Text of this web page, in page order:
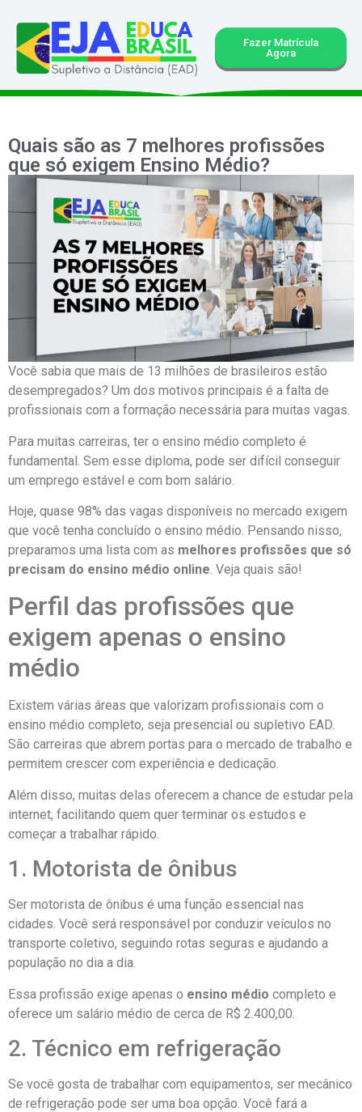
Fazer Matrícula
Agora
Quais são as 7 melhores profissões
que só exigem Ensino Médio?
Você sabia que mais de 13 milhões de brasileiros estão
desempregados? Um dos motivos principais é a falta de
profissionais com a formação necessária para muitas vagas.
Para muitas carreiras, ter o ensino médio completo é
fundamental. Sem esse diploma, pode ser difícil conseguir
um emprego estável e com bom salário.
Hoje, quase 98% das vagas disponíveis no mercado exigem
que você tenha concluído o ensino médio. Pensando nisso,
preparamos uma lista com as melhores profissões que só
precisam do ensino médio online. Veja quais são!
Perfil das profissões que
exigem apenas o ensino
médio
Existem várias áreas que valorizam profissionais com o
ensino médio completo, seja presencial ou supletivo EAD.
São carreiras que abrem portas para o mercado de trabalho e
permitem crescer com experiência e dedicação.
Além disso, muitas delas oferecem a chance de estudar pela
internet, facilitando quem quer terminar os estudos e
começar a trabalhar rápido.
1. Motorista de ônibus
Ser motorista de ônibus é uma função essencial nas
cidades. Você será responsável por conduzir veículos no
transporte coletivo, seguindo rotas seguras e ajudando a
população no dia a dia.
Essa profissão exige apenas o ensino médio completo e
oferece um salário médio de cerca de R$ 2.400,00.
2. Técnico em refrigeração
Se você gosta de trabalhar com equipamentos, ser mecânico
de refrigeração pode ser uma boa opção. Você fará a